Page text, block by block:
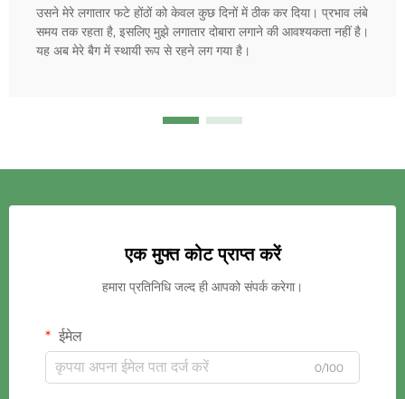
उसने मेरे लगातार फटे होंठों को केवल कुछ दिनों में ठीक कर दिया। प्रभाव लंबे
समय तक रहता है, इसलिए मुझे लगातार दोबारा लगाने की आवश्यकता नहीं है।
यह अब मेरे बैग में स्थायी रूप से रहने लग गया है।
एक मुफ्त कोट प्राप्त करें
हमारा प्रतिनिधि जल्द ही आपको संपर्क करेगा।
ईमेल
0/100